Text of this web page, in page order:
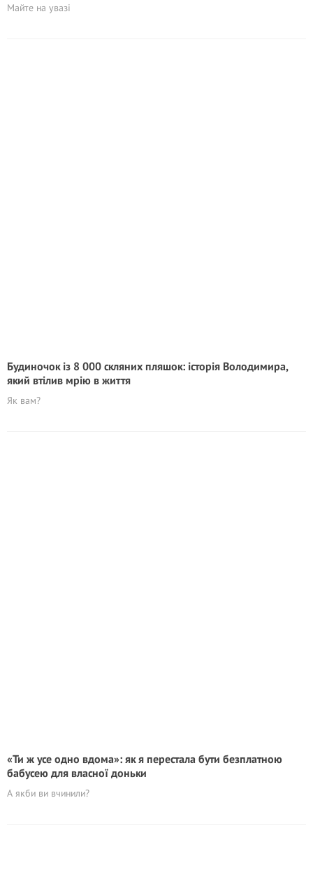
Майте на увазі
Будиночок із 8 000 скляних пляшок: історія Володимира,
який втілив мрію в життя
Як вам?
«Ти ж усе одно вдома»: як я перестала бути безплатною
бабусею для власної доньки
А якби ви вчинили?